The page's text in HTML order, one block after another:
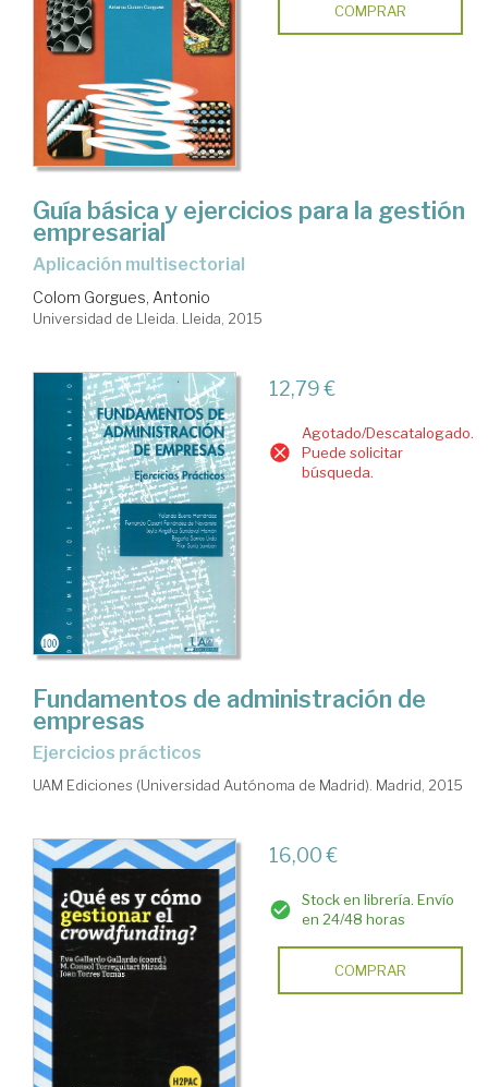
COMPRAR
Guía básica y ejercicios para la gestión
empresarial
aplicación multisectorial
Colom Gorgues, Antonio
Universidad de Lleida. Lleida, 2015
12,79 €
Agotado/Descatalogado.
Puede solicitar
búsqueda.
Fundamentos de administración de
empresas
ejercicios prácticos
UAM Ediciones (Universidad Autónoma de Madrid). Madrid, 2015
16,00 €
Stock en librería. Envío
en 24/48 horas
COMPRAR